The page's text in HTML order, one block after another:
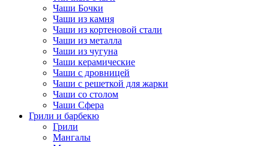
Чаши Бочки
Чаши из камня
Чаши из кортеновой стали
Чаши из металла
Чаши из чугуна
Чаши керамические
Чаши с дровницей
Чаши с решеткой для жарки
Чаши со столом
Чаши Сфера
Грили и барбекю
Грили
Мангалы